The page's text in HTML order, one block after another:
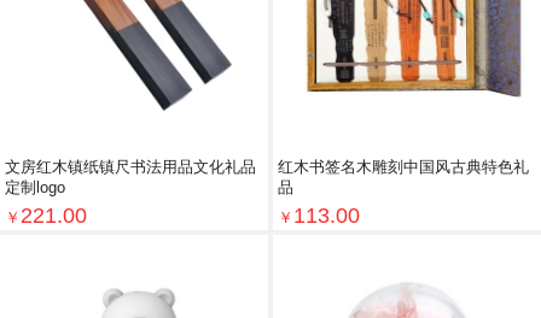
文房红木镇纸镇尺书法用品文化礼品
定制logo
￥ 221.00
红木书签名木雕刻中国风古典特色礼
品
￥ 113.00